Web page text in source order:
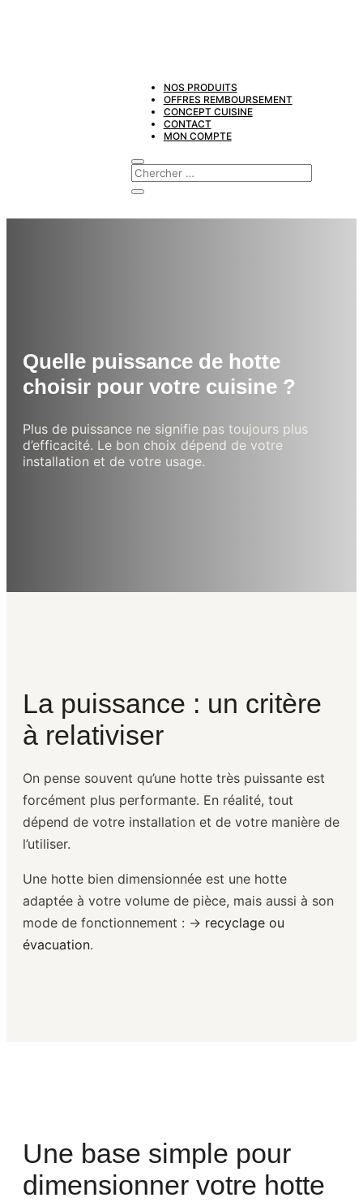
NOS PRODUITS
OFFRES REMBOURSEMENT
CONCEPT CUISINE
CONTACT
MON COMPTE
Quelle puissance de hotte
choisir pour votre cuisine ?
Plus de puissance ne signifie pas toujours plus
d’efficacité. Le bon choix dépend de votre
installation et de votre usage.
La puissance : un critère
à relativiser
On pense souvent qu’une hotte très puissante est
forcément plus performante. En réalité, tout
dépend de votre installation et de votre manière de
l’utiliser.
Une hotte bien dimensionnée est une hotte
adaptée à votre volume de pièce, mais aussi à son
mode de fonctionnement : → recyclage ou
évacuation.
Une base simple pour
dimensionner votre hotte